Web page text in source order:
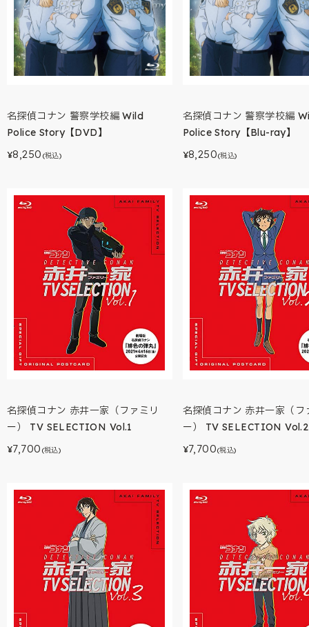
名探偵コナン 警察学校編 Wild
Police Story【DVD】
¥8,250 (税込)
名探偵コナン 警察学校編
Police Story【Blu-ray】
¥8,250(税込)
名探偵コナン 赤井一家（ファミリ
ー） TV SELECTION Vol.1
¥7,700 (税込)
名探偵コナン 赤井一家（フ
ー） TV SELECTION Vol.2
¥7,700(税込)